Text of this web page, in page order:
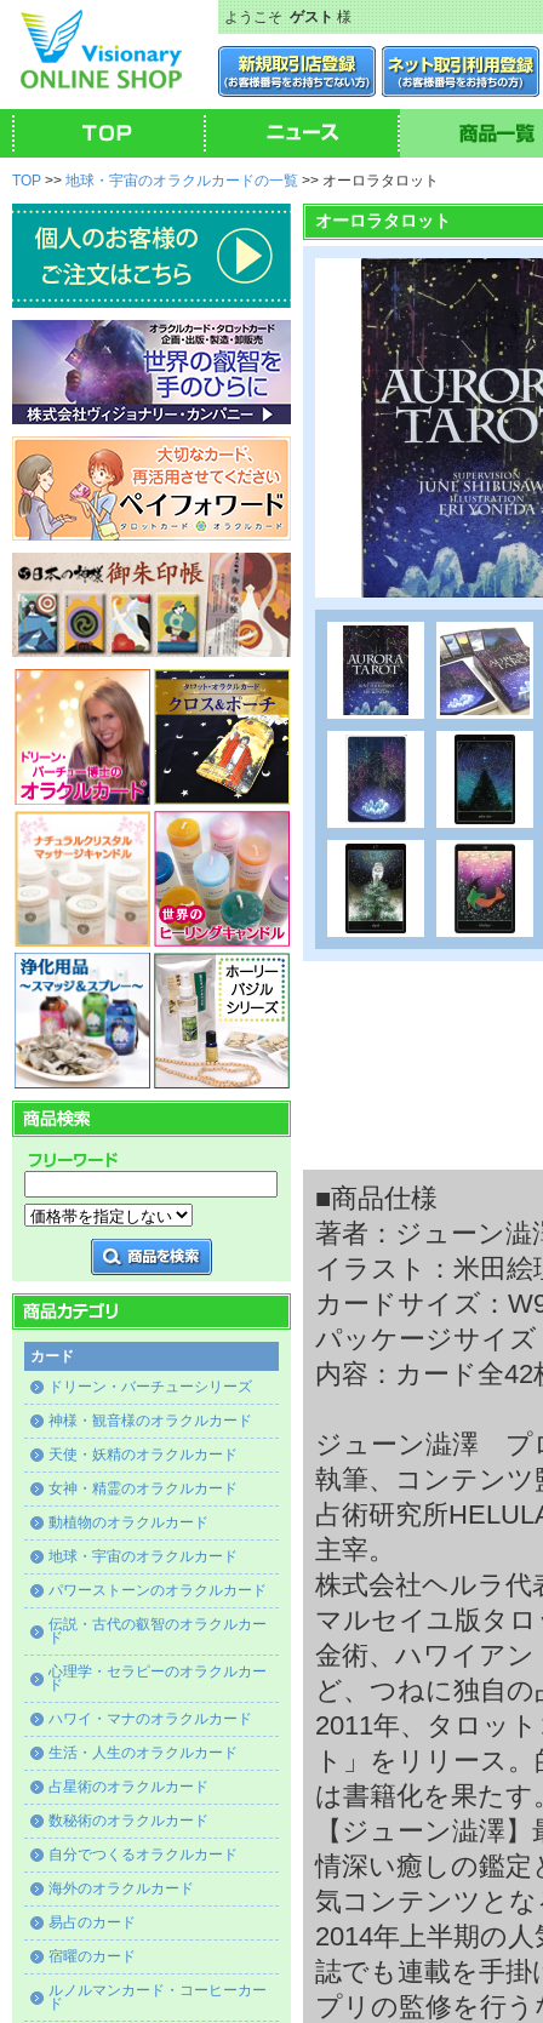
ようこそゲスト様
TOP >> 地球・宇宙のオラクルカードの一覧 >> オーロラタロット
カード
ドリーン・バーチューシリーズ
神様・観音様のオラクルカード
天使・妖精のオラクルカード
女神・精霊のオラクルカード
動植物のオラクルカード
地球・宇宙のオラクルカード
パワーストーンのオラクルカード
伝説・古代の叡智のオラクルカー
ド
心理学・セラピーのオラクルカー
ド
ハワイ・マナのオラクルカード
生活・人生のオラクルカード
占星術のオラクルカード
数秘術のオラクルカード
自分でつくるオラクルカード
海外のオラクルカード
易占のカード
宿曜のカード
ルノルマンカード・コーヒーカー
ド
オーロラタロット
■商品仕様
著者：ジューン澁
イラスト：米田絵
カードサイズ：
パッケージサイズ
内容：カード全
ジューン澁澤 プ
執筆、コンテンツ
占術研究所
主宰。
株式会社ヘルラ代
マルセイユ版タ
金術、ハワイア
ど、つねに独自
2011年、タロッ
ト」をリリース
は書籍化を果たす
【ジューン澁澤
情深い癒しの鑑
気コンテンツとな
2014年上半期の
誌でも連載を手
プリの監修を行